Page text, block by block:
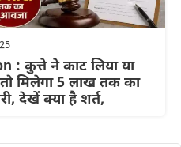
: कुत्ते ने काट लिया या
मिलेगा 5 लाख तक का
देखें क्या है शर्त,